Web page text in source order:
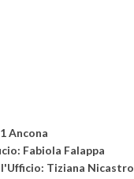
Ancona
Fabiola Falappa
Tiziana Nicastro